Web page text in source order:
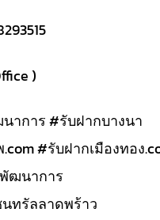
)
าการ #รับฝากบางนา
#รับฝากเมืองทอง
ฒนาการ
ทรัลลาดพร้าว